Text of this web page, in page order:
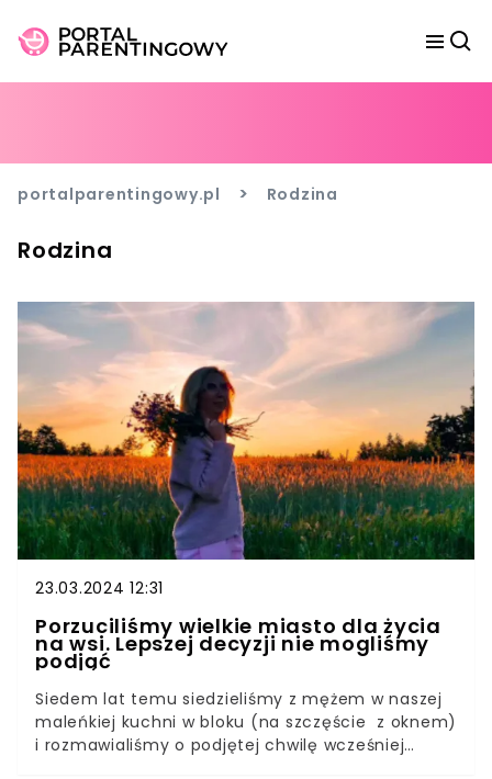
portalparentingowy.pl > Rodzina
Rodzina
23.03.2024 12:31
Porzuciliśmy wielkie miasto dla życia
na wsi. Lepszej decyzji nie mogliśmy
podjąć
Siedem lat temu siedzieliśmy z mężem w naszej
maleńkiej kuchni w bloku (na szczęście z oknem)
i rozmawialiśmy o podjętej chwilę wcześniej